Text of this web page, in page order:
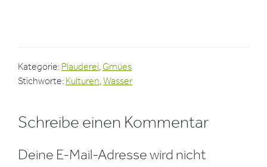
Kategorie: Plauderei, Gmües
Stichworte: Kulturen,Wasser
Leser-
Schreibe einen Kommentar
Deine E-Mail-Adresse wird nicht